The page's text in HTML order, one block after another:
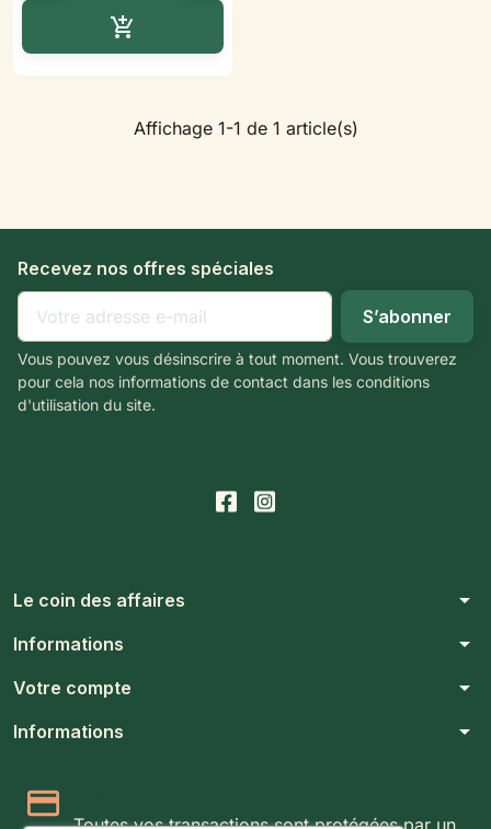

Affichage 1-1 de 1 article(s)
Recevez nos offres spéciales
Vous pouvez vous désinscrire à tout moment. Vous trouverez
pour cela nos informations de contact dans les conditions
d'utilisation du site.
Le coin des affaires arrow_drop_down
Informations arrow_drop_down
Votre compte arrow_drop_down
Informations arrow_drop_down
Toutes vos transactions sont protégées par un